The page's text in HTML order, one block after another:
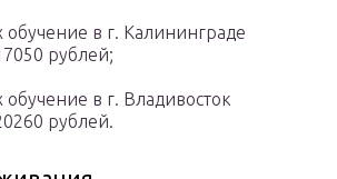
обучение в г. Калининграде
рублей;
в г. Владивосток
рублей.